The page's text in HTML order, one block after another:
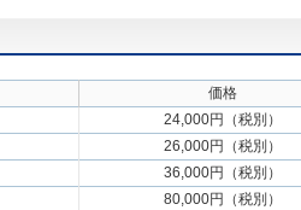
価格
24,000円（税別）
26,000円（税別）
36,000円（税別）
80,000円（税別）